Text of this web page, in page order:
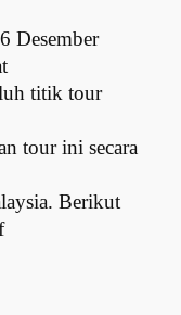
Desember
titik tour
tour ini secara
Berikut